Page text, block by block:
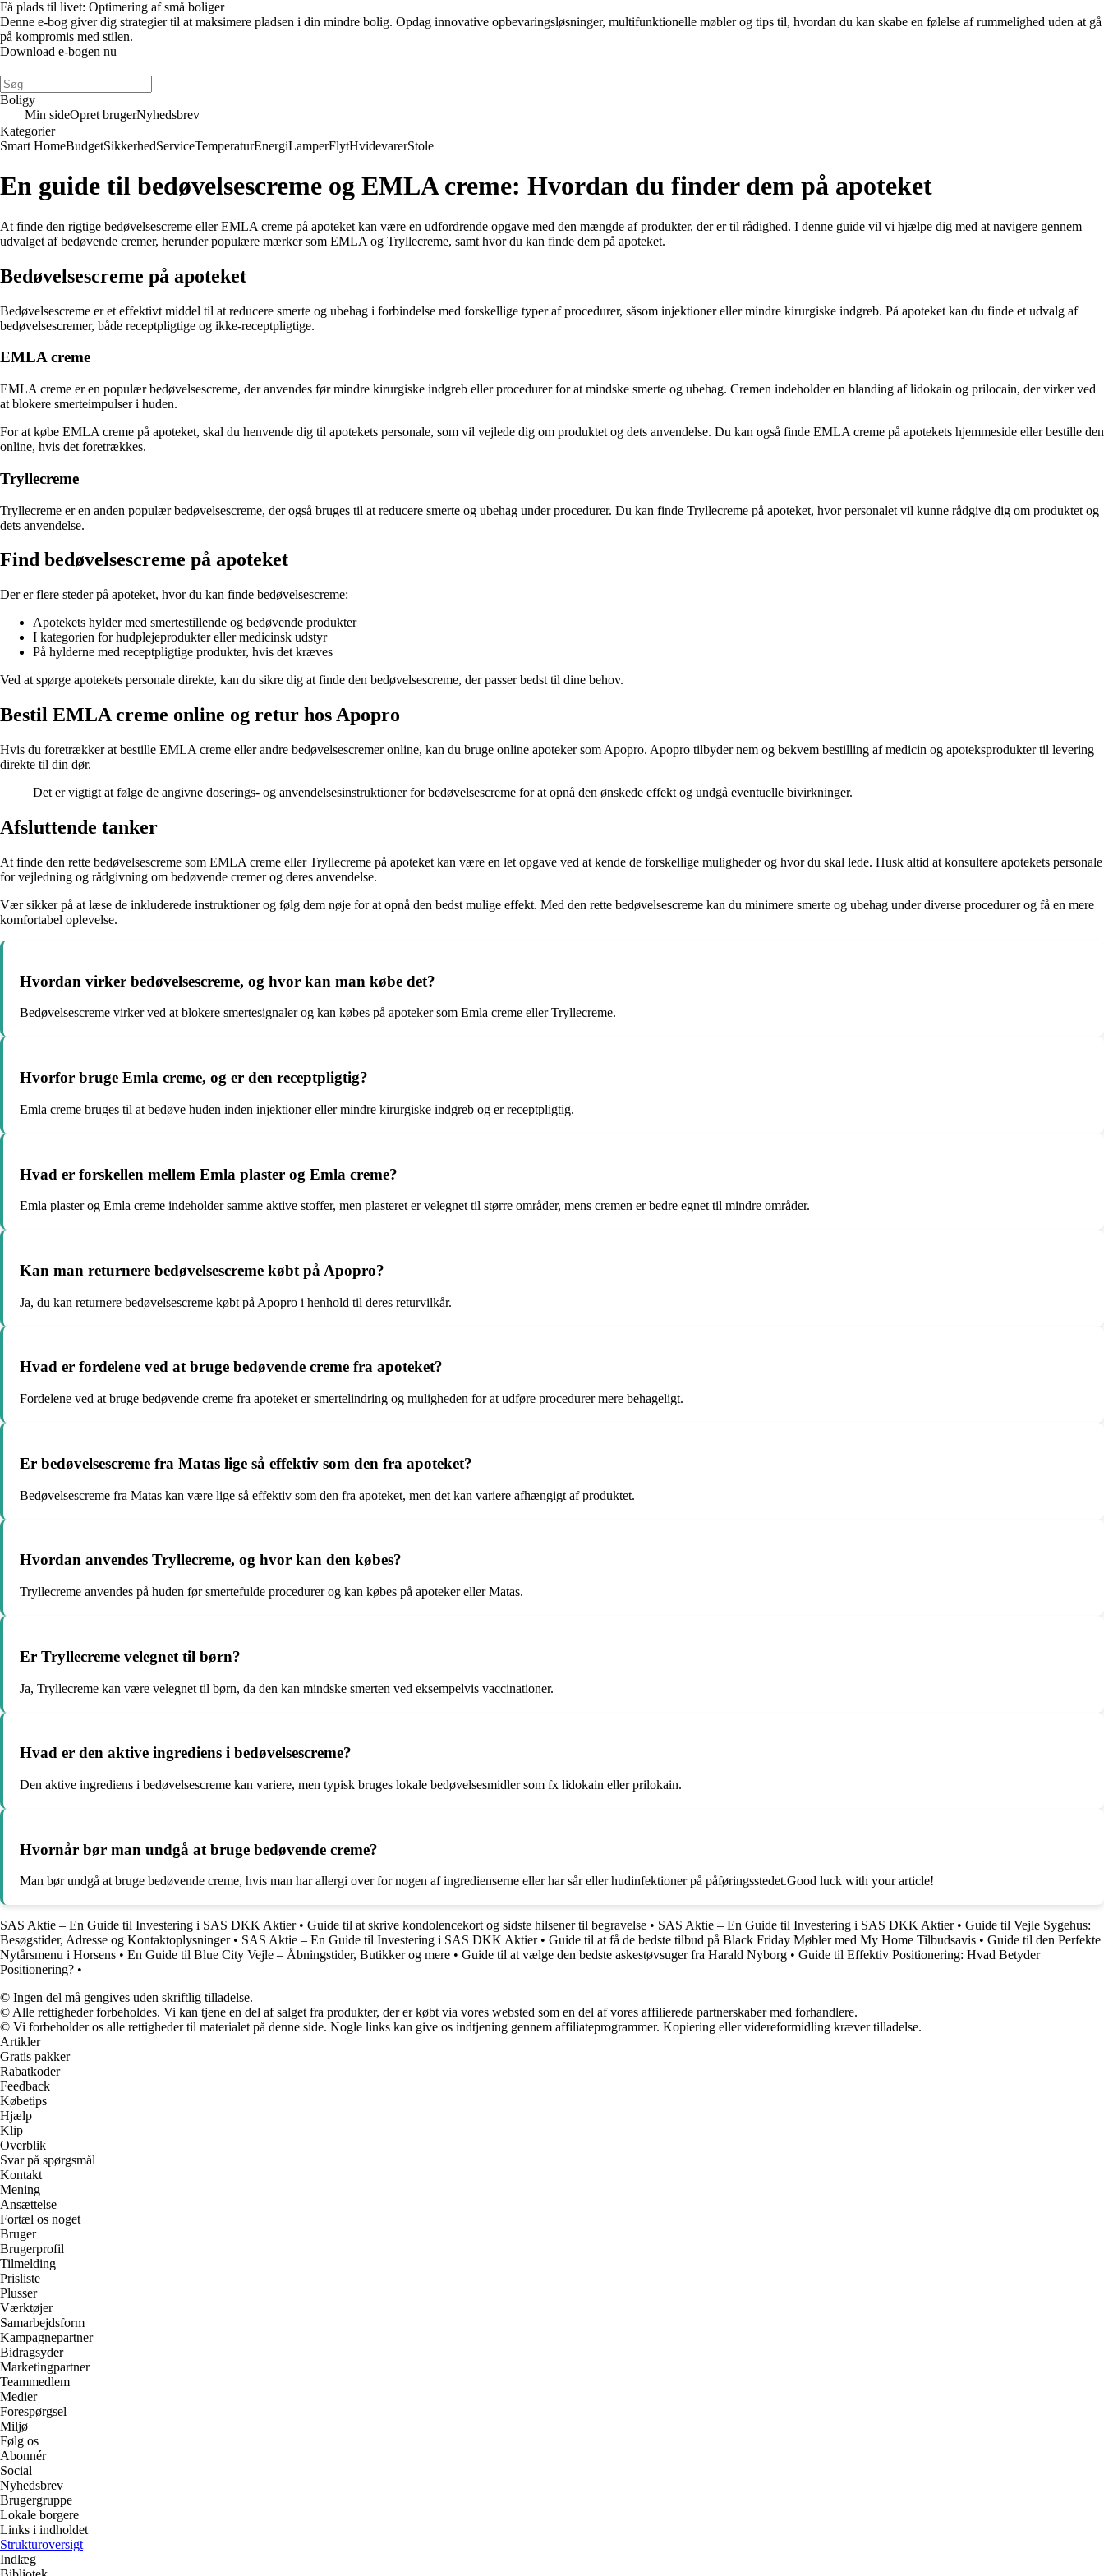
Få plads til livet: Optimering af små boliger
Denne e-bog giver dig strategier til at maksimere pladsen i din mindre bolig. Opdag innovative opbevaringsløsninger, multifunktionelle møbler og tips til, hvordan du kan skabe en følelse af rummelighed uden at gå
på kompromis med stilen.
Download e-bogen nu
Boligy
Min sideOpret brugerNyhedsbrev
Kategorier
Smart HomeBudgetSikkerhedServiceTemperaturEnergiLamperFlytHvidevarerStole
En guide til bedøvelsescreme og EMLA creme: Hvordan du finder dem på apoteket
At finde den rigtige bedøvelsescreme eller EMLA creme på apoteket kan være en udfordrende opgave med den mængde af produkter, der er til rådighed. I denne guide vil vi hjælpe dig med at navigere gennem
udvalget af bedøvende cremer, herunder populære mærker som EMLA og Tryllecreme, samt hvor du kan finde dem på apoteket.
Bedøvelsescreme på apoteket
Bedøvelsescreme er et effektivt middel til at reducere smerte og ubehag i forbindelse med forskellige typer af procedurer, såsom injektioner eller mindre kirurgiske indgreb. På apoteket kan du finde et udvalg af
bedøvelsescremer, både receptpligtige og ikke-receptpligtige.
EMLA creme
EMLA creme er en populær bedøvelsescreme, der anvendes før mindre kirurgiske indgreb eller procedurer for at mindske smerte og ubehag. Cremen indeholder en blanding af lidokain og prilocain, der virker ved
at blokere smerteimpulser i huden.
For at købe EMLA creme på apoteket, skal du henvende dig til apotekets personale, som vil vejlede dig om produktet og dets anvendelse. Du kan også finde EMLA creme på apotekets hjemmeside eller bestille den
online, hvis det foretrækkes.
Tryllecreme
Tryllecreme er en anden populær bedøvelsescreme, der også bruges til at reducere smerte og ubehag under procedurer. Du kan finde Tryllecreme på apoteket, hvor personalet vil kunne rådgive dig om produktet og
dets anvendelse.
Find bedøvelsescreme på apoteket
Der er flere steder på apoteket, hvor du kan finde bedøvelsescreme:
Apotekets hylder med smertestillende og bedøvende produkter
I kategorien for hudplejeprodukter eller medicinsk udstyr
På hylderne med receptpligtige produkter, hvis det kræves
Ved at spørge apotekets personale direkte, kan du sikre dig at finde den bedøvelsescreme, der passer bedst til dine behov.
Bestil EMLA creme online og retur hos Apopro
Hvis du foretrækker at bestille EMLA creme eller andre bedøvelsescremer online, kan du bruge online apoteker som Apopro. Apopro tilbyder nem og bekvem bestilling af medicin og apoteksprodukter til levering
direkte til din dør.
Det er vigtigt at følge de angivne doserings- og anvendelsesinstruktioner for bedøvelsescreme for at opnå den ønskede effekt og undgå eventuelle bivirkninger.
Afsluttende tanker
At finde den rette bedøvelsescreme som EMLA creme eller Tryllecreme på apoteket kan være en let opgave ved at kende de forskellige muligheder og hvor du skal lede. Husk altid at konsultere apotekets personale
for vejledning og rådgivning om bedøvende cremer og deres anvendelse.
Vær sikker på at læse de inkluderede instruktioner og følg dem nøje for at opnå den bedst mulige effekt. Med den rette bedøvelsescreme kan du minimere smerte og ubehag under diverse procedurer og få en mere
komfortabel oplevelse.
Hvordan virker bedøvelsescreme, og hvor kan man købe det?
Bedøvelsescreme virker ved at blokere smertesignaler og kan købes på apoteker som Emla creme eller Tryllecreme.
Hvorfor bruge Emla creme, og er den receptpligtig?
Emla creme bruges til at bedøve huden inden injektioner eller mindre kirurgiske indgreb og er receptpligtig.
Hvad er forskellen mellem Emla plaster og Emla creme?
Emla plaster og Emla creme indeholder samme aktive stoffer, men plasteret er velegnet til større områder, mens cremen er bedre egnet til mindre områder.
Kan man returnere bedøvelsescreme købt på Apopro?
Ja, du kan returnere bedøvelsescreme købt på Apopro i henhold til deres returvilkår.
Hvad er fordelene ved at bruge bedøvende creme fra apoteket?
Fordelene ved at bruge bedøvende creme fra apoteket er smertelindring og muligheden for at udføre procedurer mere behageligt.
Er bedøvelsescreme fra Matas lige så effektiv som den fra apoteket?
Bedøvelsescreme fra Matas kan være lige så effektiv som den fra apoteket, men det kan variere afhængigt af produktet.
Hvordan anvendes Tryllecreme, og hvor kan den købes?
Tryllecreme anvendes på huden før smertefulde procedurer og kan købes på apoteker eller Matas.
Er Tryllecreme velegnet til børn?
Ja, Tryllecreme kan være velegnet til børn, da den kan mindske smerten ved eksempelvis vaccinationer.
Hvad er den aktive ingrediens i bedøvelsescreme?
Den aktive ingrediens i bedøvelsescreme kan variere, men typisk bruges lokale bedøvelsesmidler som fx lidokain eller prilokain.
Hvornår bør man undgå at bruge bedøvende creme?
Man bør undgå at bruge bedøvende creme, hvis man har allergi over for nogen af ingredienserne eller har sår eller hudinfektioner på påføringsstedet.Good luck with your article!
SAS Aktie – En Guide til Investering i SAS DKK Aktier• Guide til at skrive kondolencekort og sidste hilsener til begravelse • SAS Aktie – En Guide til Investering i SAS DKK Aktier• Guide til Vejle Sygehus:
Besøgstider, Adresse og Kontaktoplysninger• SAS Aktie – En Guide til Investering i SAS DKK Aktier• Guide til at få de bedste tilbud på Black Friday Møbler med My Home Tilbudsavis • Guide til den Perfekte
Nytårsmenu i Horsens • En Guide til Blue City Vejle – Åbningstider, Butikker og mere • Guide til at vælge den bedste askestøvsuger fra Harald Nyborg • Guide til Effektiv Positionering: Hvad Betyder
Positionering? •
© Ingen del må gengives uden skriftlig tilladelse.
© Alle rettigheder forbeholdes. Vi kan tjene en del af salget fra produkter, der er købt via vores websted som en del af vores affilierede partnerskaber med forhandlere.
© Vi forbeholder os alle rettigheder til materialet på denne side. Nogle links kan give os indtjening gennem affiliateprogrammer. Kopiering eller videreformidling kræver tilladelse.
Artikler
Gratis pakker
Rabatkoder
Feedback
Købetips
Hjælp
Klip
Overblik
Svar på spørgsmål
Kontakt
Mening
Ansættelse
Fortæl os noget
Bruger
Brugerprofil
Tilmelding
Prisliste
Plusser
Værktøjer
Samarbejdsform
Kampagnepartner
Bidragsyder
Marketingpartner
Teammedlem
Medier
Forespørgsel
Miljø
Følg os
Abonnér
Social
Nyhedsbrev
Brugergruppe
Lokale borgere
Links i indholdet
Strukturoversigt
Indlæg